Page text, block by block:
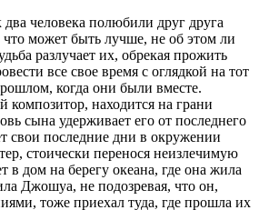
человека полюбили друг друга
что может быть лучше, не об этом ли
разлучает их, обрекая прожить
все свое время с оглядкой на тот
когда они были вместе.
находится на грани
сына удерживает его от последнего
свои последние дни в окружении
стоически перенося неизлечимую
в дом на берегу океана, где она жила
Джошуа, не подозревая, что он,
тоже приехал туда, где прошла их